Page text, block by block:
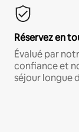
Réservez en
Évalué par
confiance et
séjour longue